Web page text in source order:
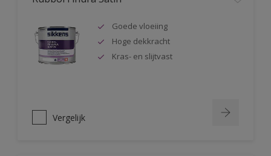
Goede vloeiing
Hoge dekkracht
Kras- en slijtvast
Vergelijk